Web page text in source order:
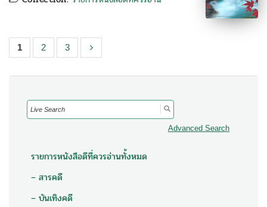
1 2 3
Search
for:
Advanced Search
รายการหนังสือดีที่ควรอ่านทั้งหมด
– สารคดี
– บันเทิงคดี